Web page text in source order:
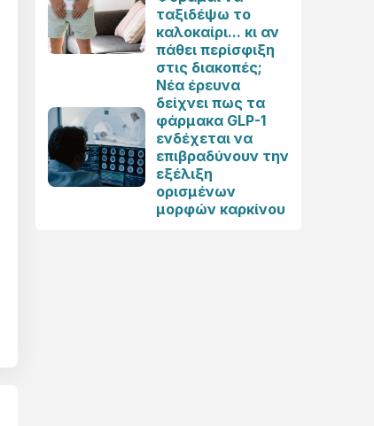
ταξιδέψω το
καλοκαίρι... κι αν
πάθει περίσφιξη
στις διακοπές;
Νέα έρευνα
δείχνει πως τα
φάρμακα GLP-1
ενδέχεται να
επιβραδύνουν την
εξέλιξη
ορισμένων
μορφών καρκίνου